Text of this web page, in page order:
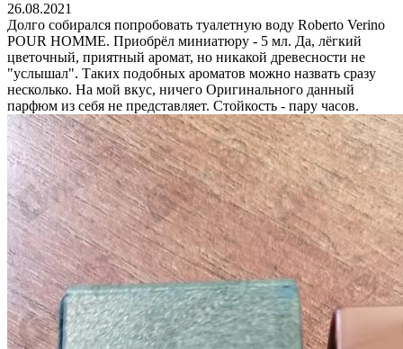
26.08.2021
Долго собирался попробовать туалетную воду Roberto Verino
POUR HOMME. Приобрёл миниатюру - 5 мл. Да, лёгкий
цветочный, приятный аромат, но никакой древесности не
"услышал". Таких подобных ароматов можно назвать сразу
несколько. На мой вкус, ничего Оригинального данный
парфюм из себя не представляет. Стойкость - пару часов.